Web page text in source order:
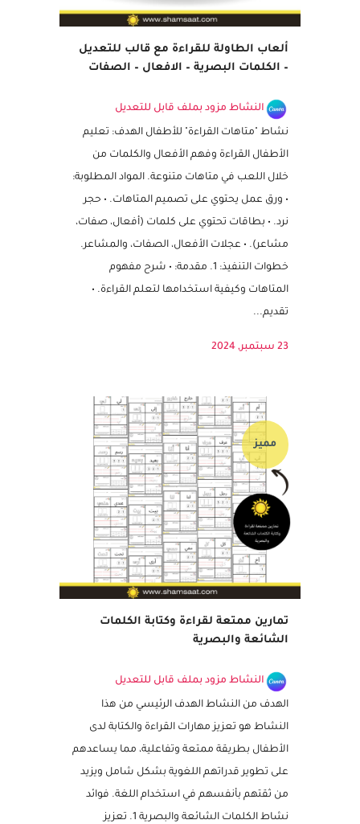
ألعاب الطاولة للقراءة مع قالب للتعديل
– الكلمات البصرية – الافعال – الصفات
النشاط مزود بملف قابل للتعديل
نشاط "متاهات القراءة" للأطفال الهدف: تعليم
الأطفال القراءة وفهم الأفعال والكلمات من
خلال اللعب في متاهات متنوعة. المواد المطلوبة:
• ورق عمل يحتوي على تصميم المتاهات. • حجر
نرد. • بطاقات تحتوي على كلمات (أفعال، صفات،
مشاعر). • عجلات الأفعال، الصفات، والمشاعر.
المتاهات وكيفية استخدامها لتعلم القراءة. •
تمارين ممتعة لقراءة وكتابة الكلمات
الشائعة والبصرية
مميز
النشاط مزود بملف قابل للتعديل
الهدف من النشاط الهدف الرئيسي من هذا
النشاط هو تعزيز مهارات القراءة والكتابة لدى
الأطفال بطريقة ممتعة وتفاعلية، مما يساعدهم
على تطوير قدراتهم اللغوية بشكل شامل ويزيد